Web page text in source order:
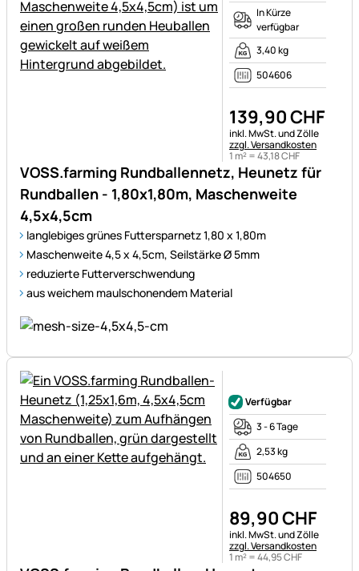
VOSS.farming Rundballennetz, Heunetz für
Rundballen - 1,80x1,80m, Maschenweite
4,5x4,5cm
langlebiges grünes Futtersparnetz 1,80 x 1,80m
Maschenweite 4,5 x 4,5cm, Seilstärke Ø 5mm
reduzierte Futterverschwendung
aus weichem maulschonendem Material
In Kürze
verfügbar
3,40 kg
504606
139,90CHF
Steuerhinweis:
inkl. MwSt. und Zölle
zzgl. Versandkosten
1 m² =43,18CHF
Verfügbar
3 - 6 Tage
2,53 kg
504650
89,90CHF
Steuerhinweis:
inkl. MwSt. und Zölle
zzgl. Versandkosten
1 m² =44,95CHF